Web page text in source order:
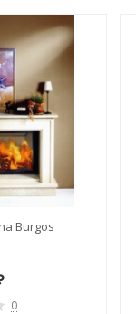
Burgos
0